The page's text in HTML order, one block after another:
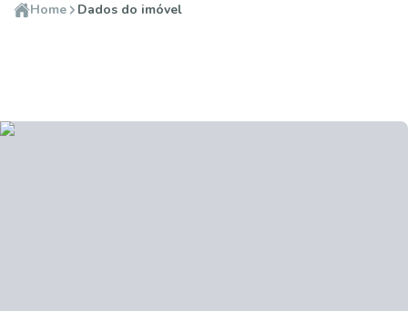
Home Dados do imóvel